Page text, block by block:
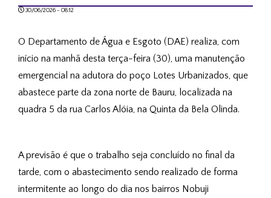
30/06/2026 - 08:12
O Departamento de Água e Esgoto (DAE) realiza, com
início na manhã desta terça-feira (30), uma manutenção
emergencial na adutora do poço Lotes Urbanizados, que
abastece parte da zona norte de Bauru, localizada na
quadra 5 da rua Carlos Alóia, na Quinta da Bela Olinda.
A previsão é que o trabalho seja concluído no final da
tarde, com o abastecimento sendo realizado de forma
intermitente ao longo do dia nos bairros Nobuji